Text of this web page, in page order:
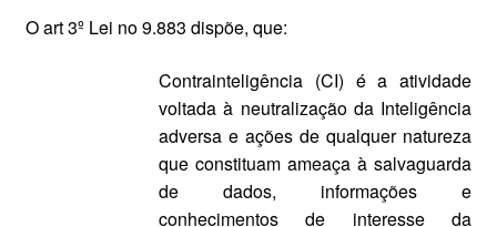
O art 3º Lei no 9.883 dispõe, que:
Contrainteligência (CI) é a atividade
voltada à neutralização da Inteligência
adversa e ações de qualquer natureza
que constituam ameaça à salvaguarda
de dados, informações e
conhecimentos de interesse da